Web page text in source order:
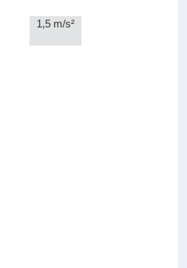
1,5 m/s²